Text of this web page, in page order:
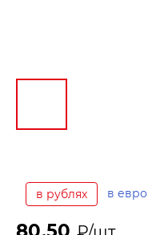
в рублях в евро